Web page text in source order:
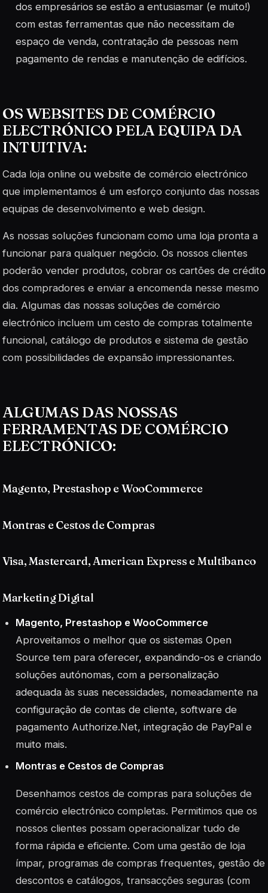
dos empresários se estão a entusiasmar (e muito!)
com estas ferramentas que não necessitam de
espaço de venda, contratação de pessoas nem
pagamento de rendas e manutenção de edifícios.
OS WEBSITES DE COMÉRCIO
ELECTRÓNICO PELA EQUIPA DA
INTUITIVA:
Cada loja online ou website de comércio electrónico
que implementamos é um esforço conjunto das nossas
equipas de desenvolvimento e web design.
As nossas soluções funcionam como uma loja pronta a
funcionar para qualquer negócio. Os nossos clientes
poderão vender produtos, cobrar os cartões de crédito
dos compradores e enviar a encomenda nesse mesmo
dia. Algumas das nossas soluções de comércio
electrónico incluem um cesto de compras totalmente
funcional, catálogo de produtos e sistema de gestão
com possibilidades de expansão impressionantes.
ALGUMAS DAS NOSSAS
FERRAMENTAS DE COMÉRCIO
ELECTRÓNICO:
Magento, Prestashop e WooCommerce
Montras e Cestos de Compras
Visa, Mastercard, American Express e Multibanco
Marketing Digital
Magento, Prestashop e WooCommerce
Aproveitamos o melhor que os sistemas Open
Source tem para oferecer, expandindo-os e criando
soluções autónomas, com a personalização
adequada às suas necessidades, nomeadamente na
configuração de contas de cliente, software de
pagamento Authorize.Net, integração de PayPal e
muito mais.
Montras e Cestos de Compras
Desenhamos cestos de compras para soluções de
comércio electrónico completas. Permitimos que os
nossos clientes possam operacionalizar tudo de
forma rápida e eficiente. Com uma gestão de loja
ímpar, programas de compras frequentes, gestão de
descontos e catálogos, transacções seguras (com